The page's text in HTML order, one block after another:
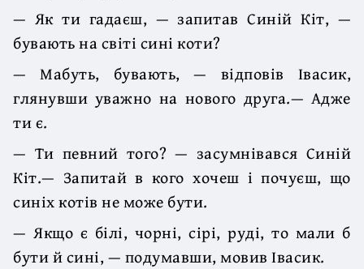
— Як ти гадаєш, — запитав Синій Кіт, —
бувають на світі сині коти?
— Мабуть, бувають, — відповів Івасик,
глянувши уважно на нового друга.— Адже
ти є.
— Ти певний того? — засумнівався Синій
Кіт.— Запитай в кого хочеш і почуєш, що
синіх котів не може бути.
— Якщо є білі, чорні, сірі, руді, то мали б
бути й сині, — подумавши, мовив Івасик.